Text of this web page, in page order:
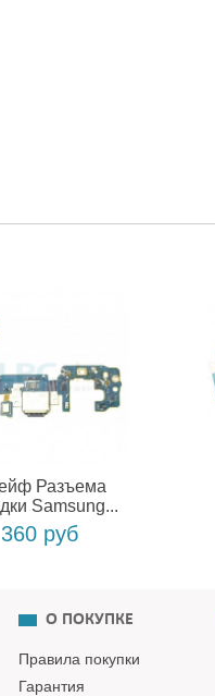
Разъема
Samsung...
360 руб
О ПОКУПКЕ
Правила покупки
Гарантия